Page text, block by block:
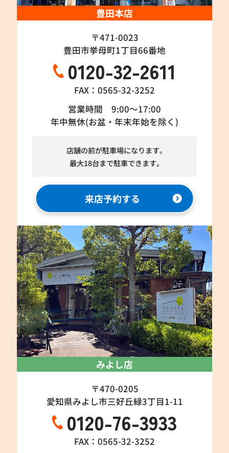
豊田本店
〒471-0023
豊田市挙母町1丁目66番地
0120-32-2611
FAX：0565-32-3252
営業時間 9:00～17:00
年中無休(お盆・年末年始を除く)
店舗の前が駐車場になります。
最大18台まで駐車できます。
来店予約する
みよし店
〒470-0205
愛知県みよし市三好丘緑3丁目1-11
0120-76-3933
FAX：0565-32-3252